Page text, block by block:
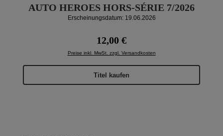
AUTO HEROES HORS-SÉRIE 7/2026
Erscheinungsdatum: 19.06.2026
Regulärer Preis:
12,00 €
Preise inkl. MwSt. zzgl. Versandkosten
Titel kaufen